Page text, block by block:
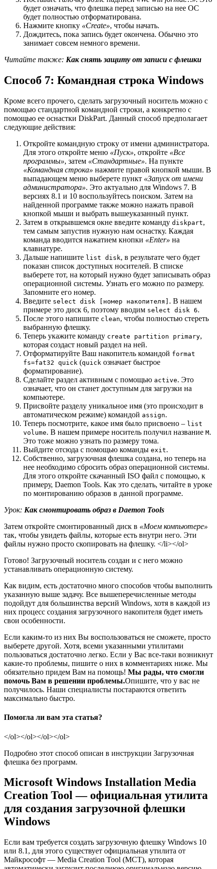
будет означать, что флешка перед записью на нее ОС
будет полностью отформатирована.
Нажмите кнопку «Create», чтобы начать.
Дождитесь, пока запись будет окончена. Обычно это
занимает совсем немного времени.
Читайте также: Как снять защиту от записи с флешки
Способ 7: Командная строка Windows
Кроме всего прочего, сделать загрузочный носитель можно с
помощью стандартной командной строки, а конкретно с
помощью ее оснастки DiskPart. Данный способ предполагает
следующие действия:
Откройте командную строку от имени администратора.
Для этого откройте меню «Пуск», откройте «Все
программы», затем «Стандартные». На пункте
«Командная строка» нажмите правой кнопкой мыши. В
выпадающем меню выберете пункт «Запуск от имени
администратора». Это актуально для Windows 7. В
версиях 8.1 и 10 воспользуйтесь поиском. Затем на
найденной программе также можно нажать правой
кнопкой мыши и выбрать вышеуказанный пункт.
Затем в открывшемся окне введите команду diskpart,
тем самым запустив нужную нам оснастку. Каждая
команда вводится нажатием кнопки «Enter» на
клавиатуре.
Дальше напишите list disk, в результате чего будет
показан список доступных носителей. В списке
выберете тот, на который нужно будет записывать образ
операционной системы. Узнать его можно по размеру.
Запомните его номер.
Введите select disk [номер накопителя] . В нашем
примере это диск 6, поэтому вводим select disk 6.
После этого напишите clean, чтобы полностью стереть
выбранную флешку.
Теперь укажите команду create partition primary,
которая создаст новый раздел на ней.
Отформатируйте Ваш накопитель командой format
fs=fat32 quick (quick означает быстрое
форматирование).
Сделайте раздел активным с помощью active. Это
означает, что он станет доступным для загрузки на
компьютере.
Присвойте разделу уникальное имя (это происходит в
автоматическом режиме) командой assign.
Теперь посмотрите, какое имя было присвоено – list
volume. В нашем примере носитель получил название М.
Это тоже можно узнать по размеру тома.
Выйдите отсюда с помощью команды exit.
Собственно, загрузочная флешка создана, но теперь на
нее необходимо сбросить образ операционной системы.
Для этого откройте скачанный ISO файл с помощью, к
примеру, Daemon Tools. Как это сделать, читайте в уроке
по монтированию образов в данной программе.
Урок: Как смонтировать образ в Daemon Tools
Затем откройте смонтированный диск в «Моем компьютере»
так, чтобы увидеть файлы, которые есть внутри него. Эти
файлы нужно просто скопировать на флешку. </li></ol>
Готово! Загрузочный носитель создан и с него можно
устанавливать операционную систему.
Как видим, есть достаточно много способов чтобы выполнить
указанную выше задачу. Все вышеперечисленные методы
подойдут для большинства версий Windows, хотя в каждой из
них процесс создания загрузочного накопителя будет иметь
свои особенности.
Если каким-то из них Вы воспользоваться не сможете, просто
выберете другой. Хотя, всеми указанными утилитами
пользоваться достаточно легко. Если у Вас все-таки возникнут
какие-то проблемы, пишите о них в комментариях ниже. Мы
обязательно придем Вам на помощь! Мы рады, что смогли
помочь Вам в решении проблемы.Опишите, что у вас не
получилось. Наши специалисты постараются ответить
максимально быстро.
Помогла ли вам эта статья?
</ol></ol></ol></ol>
Подробно этот способ описан в инструкции Загрузочная
флешка без программ.
Microsoft Windows Installation Media
Creation Tool — официальная утилита
для создания загрузочной флешки
Windows
Если вам требуется создать загрузочную флешку Windows 10
или 8.1, для этого существует официальная утилита от
Майкрософт — Media Creation Tool (MCT), которая